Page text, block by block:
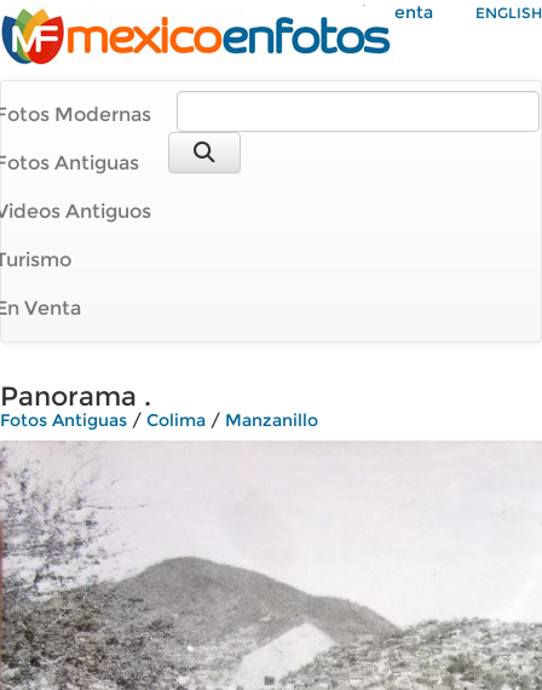
Mi Cuenta ENGLISH
Modernas
Antiguas
Antiguos
Venta
Panorama .
Fotos Antiguas / Colima / Manzanillo